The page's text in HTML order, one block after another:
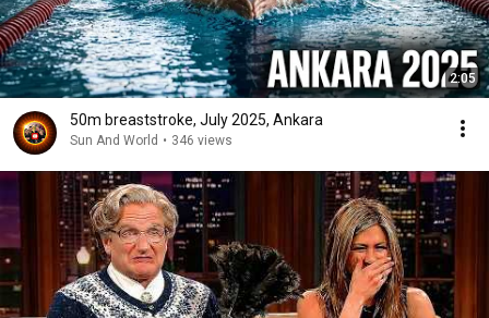
2:05
50m breaststroke, July 2025, Ankara
Sun And World • 346 views